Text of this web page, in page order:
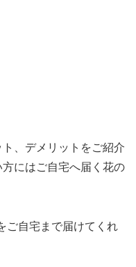
、デメリットをご紹介
にはご自宅へ届く花の
ご自宅まで届けてくれ